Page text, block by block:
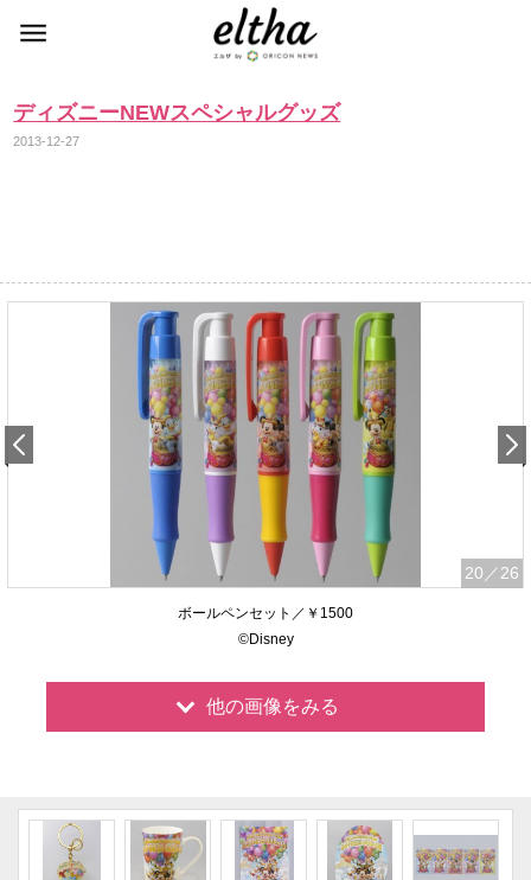
ディズニーNEWスペシャルグッズ
2013-12-27
20 ／26
ボールペンセット／￥1500
©Disney
他の画像をみる